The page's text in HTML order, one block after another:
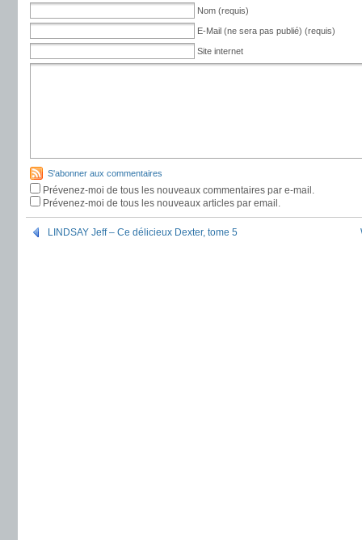
Nom (requis)
E-Mail (ne sera pas publié) (requis)
Site internet
S'abonner aux commentaires
Prévenez-moi de tous les nouveaux commentaires par e-mail.
Prévenez-moi de tous les nouveaux articles par email.
LINDSAY Jeff – Ce délicieux Dexter, tome 5